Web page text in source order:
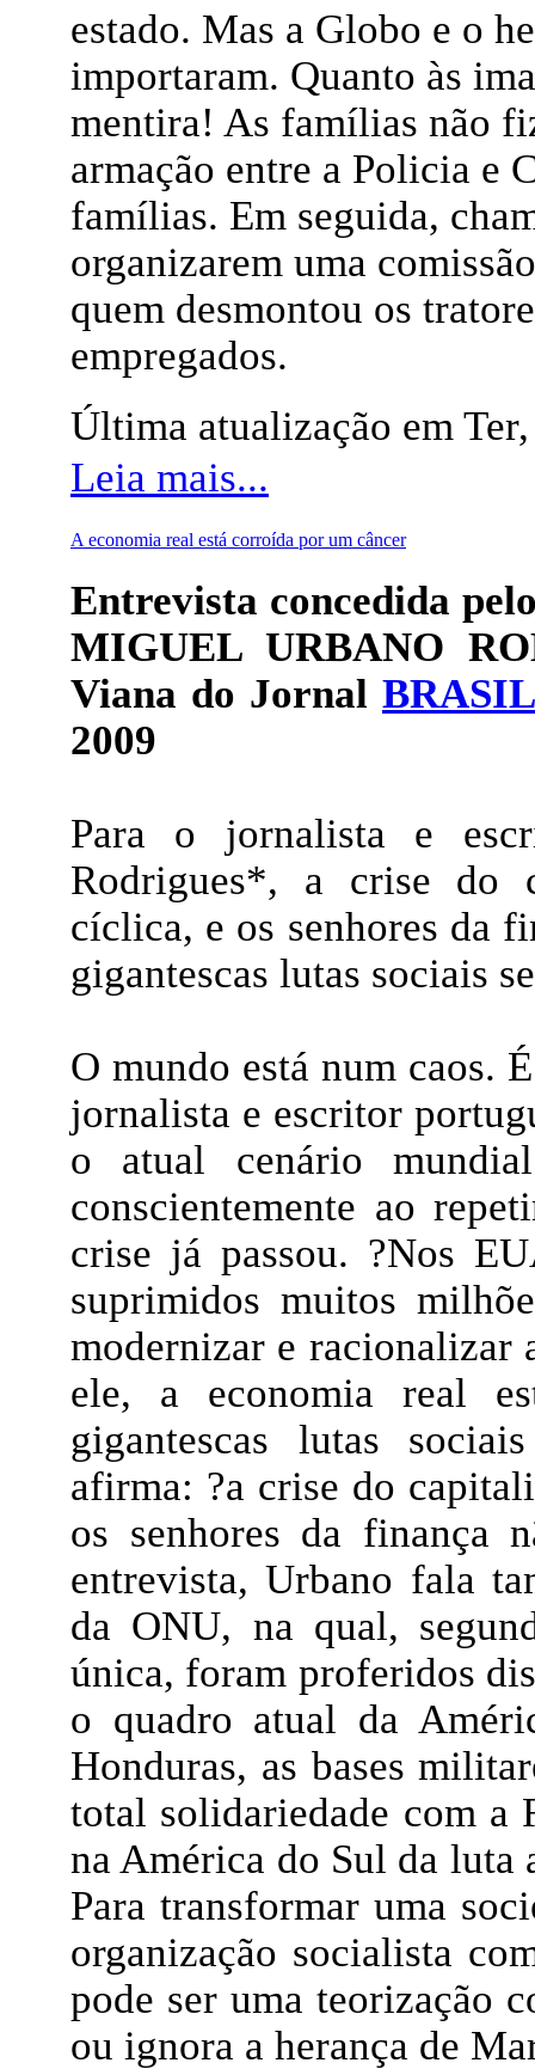
estado. Mas a Globo e o
importaram. Quanto às
mentira! As famílias não
armação entre a Policia e
famílias. Em seguida,
organizarem uma
quem desmontou os
empregados.
Última atualização em
Leia mais...
A economia real está corroída por um câncer
Entrevista concedida
MIGUEL URBANO
Viana do Jornal
2009
Para o jornalista e
Rodrigues*, a crise do
cíclica, e os senhores da
gigantescas lutas sociais
O mundo está num caos.
jornalista e escritor
o atual cenário
conscientemente ao
crise já passou. ?Nos
suprimidos muitos
modernizar e racionalizar
ele, a economia real
gigantescas lutas
afirma: ?a crise do
os senhores da finança
entrevista, Urbano fala
da ONU, na qual,
única, foram proferidos
o quadro atual da
Honduras, as bases
total solidariedade com a
na América do Sul da
Para transformar uma
organização socialista
pode ser uma teorização
ou ignora a herança de